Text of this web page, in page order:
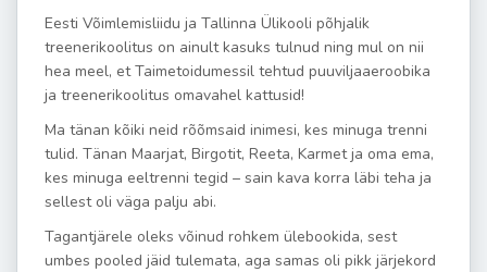
Eesti Võimlemisliidu ja Tallinna Ülikooli põhjalik
treenerikoolitus on ainult kasuks tulnud ning mul on nii
hea meel, et Taimetoidumessil tehtud puuviljaaeroobika
ja treenerikoolitus omavahel kattusid!
Ma tänan kõiki neid rõõmsaid inimesi, kes minuga trenni
tulid. Tänan Maarjat, Birgotit, Reeta, Karmet ja oma ema,
kes minuga eeltrenni tegid – sain kava korra läbi teha ja
sellest oli väga palju abi.
Tagantjärele oleks võinud rohkem ülebookida, sest
umbes pooled jäid tulemata, aga samas oli pikk järjekord